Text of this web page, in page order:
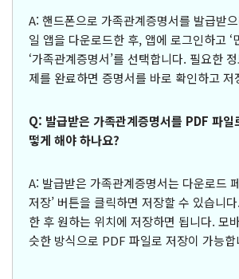
A: 핸드폰으로 가족관계증명서를 발급받
일 앱을 다운로드한 후, 앱에 로그인하고 ‘
‘가족관계증명서’를 선택합니다. 필요한
제를 완료하면 증명서를 바로 확인하고 저
Q: 발급받은 가족관계증명서를 PDF 파일
떻게 해야 하나요?
A: 발급받은 가족관계증명서는 다운로드
저장’ 버튼을 클릭하면 저장할 수 있습니
한 후 원하는 위치에 저장하면 됩니다. 모
슷한 방식으로 PDF 파일로 저장이 가능합